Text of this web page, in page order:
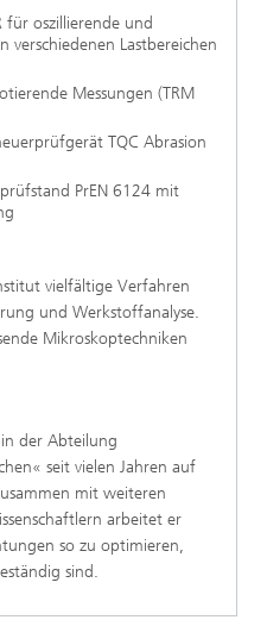
für oszillierende und
verschiedenen Lastbereichen
Messungen (TRM
TQC Abrasion
PrEN 6124 mit
vielfältige Verfahren
und Werkstoffanalyse.
Mikroskoptechniken
der Abteilung
seit vielen Jahren auf
mit weiteren
arbeitet er
so zu optimieren,
sind.